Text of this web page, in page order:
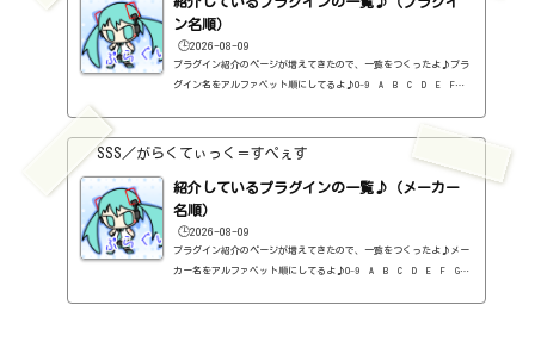
9ユーロ...
ン名順）
🕒️2026-08-09
プラグイン紹介のページが増えてきたので、一覧をつくったよ♪プラ
グイン名をアルファベット順にしてるよ♪0-9 A B C D E F G
料）2B DELAYED CLASSIC（2B Played Music・ディレイ・有料）2B RE
VERBED（2B Played Music・リバーブ・有料）2B Shaped Filter（2
B Played Music・フィルタープラグイン・有料）3-Band EQ（Kilohe
arts・EQ・無料）40'S VERY OWN DRUMS（NATIVE INSTRUMENTS・ドラ
ム...
SSS／がらくてぃっく＝すぺぇす
紹介しているプラグインの一覧♪（メーカー
名順）
🕒️2026-08-09
プラグイン紹介のページが増えてきたので、一覧をつくったよ♪メー
カー名をアルファベット順にしてるよ♪0-9 A B C D E F G